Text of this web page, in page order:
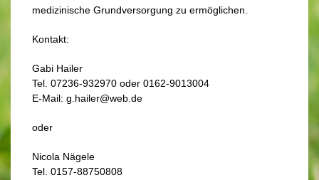
medizinische Grundversorgung zu ermöglichen.
Kontakt:
Gabi Hailer
Tel. 07236-932970 oder 0162-9013004
E-Mail: g.hailer@web.de
oder
Nicola Nägele
Tel. 0157-88750808